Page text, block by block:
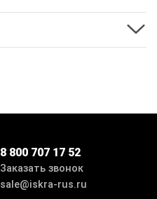
8 800 707 17 52
Заказать звонок
sale@iskra-rus.ru